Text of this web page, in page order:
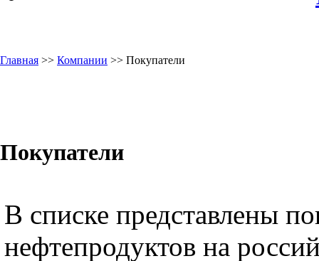
Главная >> Компании >> Покупатели
Покупатели
В списке представлены
нефтепродуктов на